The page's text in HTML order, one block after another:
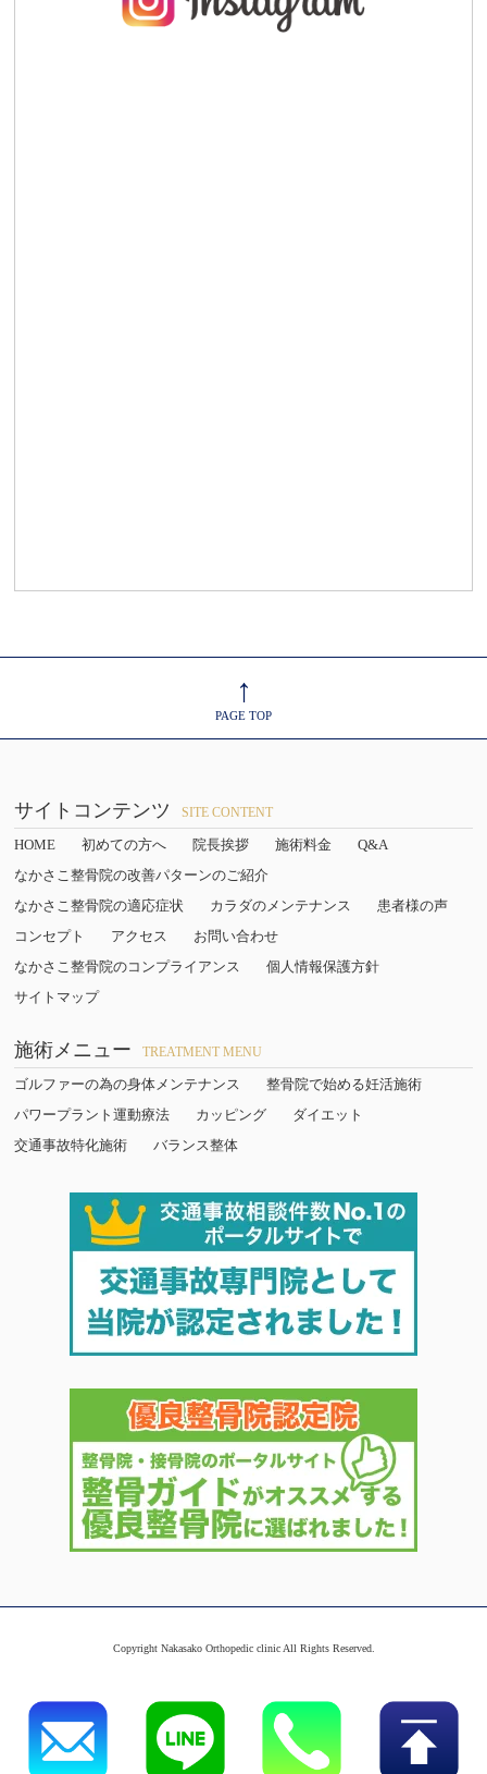
↑
PAGE TOP
サイトコンテンツ SITE CONTENT
HOME 初めての方へ 院長挨拶 施術料金
Q&A
なかさこ整骨院の改善パターンのご紹介
なかさこ整骨院の適応症状
カラダのメンテナンス
患者様の声
コンセプト
アクセス
お問い合わせ
なかさこ整骨院のコンプライアンス
個人情報保護方針
サイトマップ
施術メニュー TREATMENT MENU
ゴルファーの為の身体メンテナンス
整骨院で始める妊活施術
パワープラント運動療法
カッピング
ダイエット
交通事故特化施術
バランス整体
Copyright Nakasako Orthopedic clinic All Rights Reserved.